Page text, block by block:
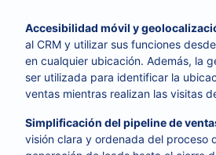
Accesibilidad móvil y
al CRM y utilizar sus funciones
en cualquier ubicación. Además, la
ser utilizada para identificar la
ventas mientras realizan las visitas
Simplificación del pipeline de
visión clara y ordenada del proceso